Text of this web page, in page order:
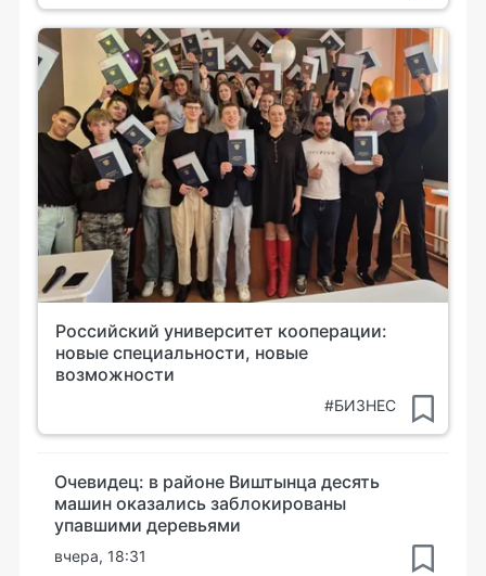
Российский университет кооперации:
новые специальности, новые
возможности
#БИЗНЕС
Очевидец: в районе Виштынца десять
машин оказались заблокированы
упавшими деревьями
вчера, 18:31